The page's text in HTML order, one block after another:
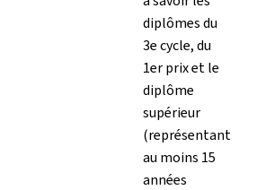
diplômes du
3e cycle, du
1er prix et le
diplôme
supérieur
(représentant
au moins 15
années